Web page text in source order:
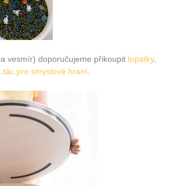
vesmír) doporučujeme přikoupit lopatky,
tác pro smyslové hraní